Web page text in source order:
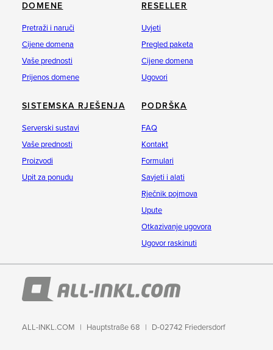
DOMENE
Pretraži i naruči
Cijene domena
Vaše prednosti
Prijenos domene
RESELLER
Uvjeti
Pregled paketa
Cijene domena
Ugovori
SISTEMSKA RJEŠENJA
Serverski sustavi
Vaše prednosti
Proizvodi
Upit za ponudu
PODRŠKA
FAQ
Kontakt
Formulari
Savjeti i alati
Rječnik pojmova
Upute
Otkazivanje ugovora
Ugovor raskinuti
ALL-INKL.COM Hauptstraße 68 D-02742 Friedersdorf